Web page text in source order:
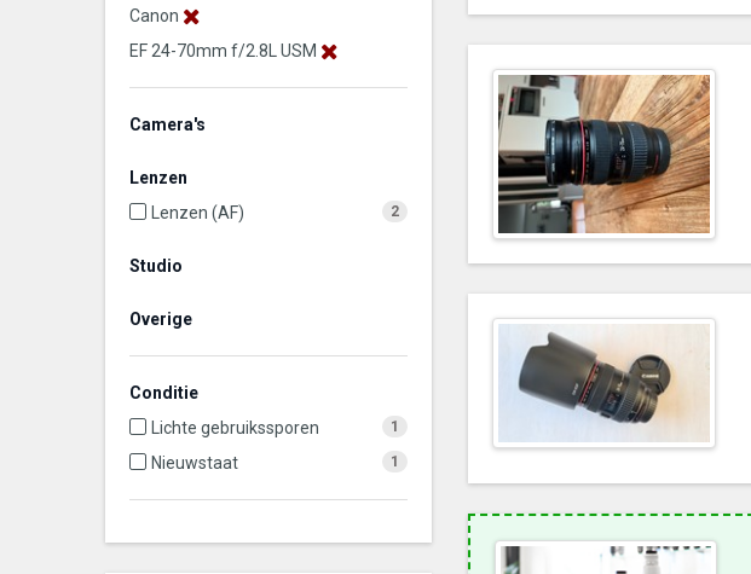
Canon
EF 24-70mm f/2.8L USM
Camera's
Lenzen
Lenzen (AF)
2
Studio
Overige
Conditie
Lichte gebruikssporen
1
Nieuwstaat 1